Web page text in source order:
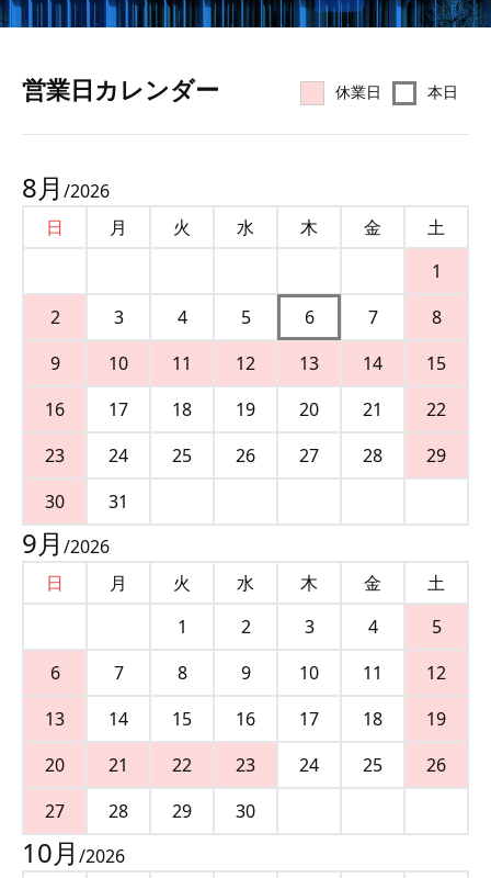
営業⽇カレンダー 休業日 本日
8月 /2026
日
月 火 水 木 金
土
1
2
3 4 5 6 7
8
9
10 11 12 13 14
15
16
17 18 19 20 21
22
23
24 25 26 27 28
29
30
31
9月 /2026
日
月 火 水 木 金
土
1
2 3 4
5
6
7 8 9 10 11
12
13
14 15 16 17 18
19
20
21 22 23 24 25
26
27
28 29 30
10月 /2026